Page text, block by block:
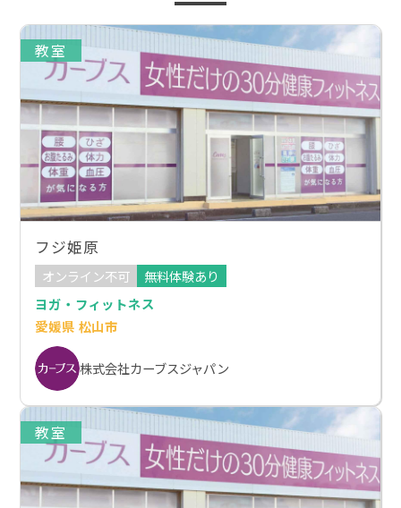
教室
フジ姫原
オンライン不可
無料体験あり
ヨガ・フィットネス
愛媛県 松山市
株式会社カーブスジャパン
教室